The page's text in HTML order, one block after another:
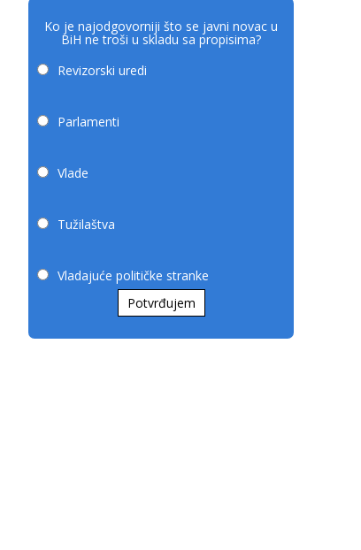
Ko je najodgovorniji što se javni novac u
BiH ne troši u skladu sa propisima?
Revizorski uredi
Parlamenti
Vlade
Tužilaštva
Vladajuće političke stranke
Potvrđujem